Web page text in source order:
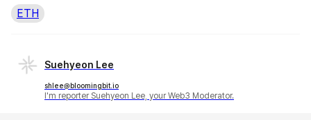
ETH
Suehyeon Lee
shlee@bloomingbit.io
I'm reporter Suehyeon Lee, your Web3 Moderator.